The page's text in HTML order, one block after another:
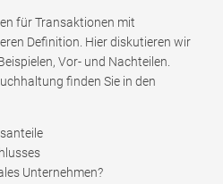
für Transaktionen mit
Definition. Hier diskutieren wir
Vor- und Nachteilen.
finden Sie in den
Unternehmen?